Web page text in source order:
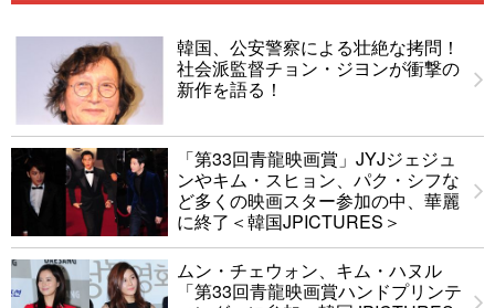
韓国、公安警察による壮絶な拷問！
社会派監督チョン・ジヨンが衝撃の
新作を語る！
「第33回青龍映画賞」JYJジェジュ
ンやキム・スヒョン、パク・シフな
ど多くの映画スター参加の中、華麗
に終了＜韓国JPICTURES＞
ムン・チェウォン、キム・ハヌル
「第33回青龍映画賞ハンドプリンテ